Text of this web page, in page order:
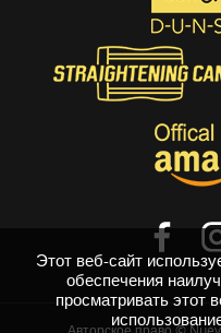
Этот веб-сайт
обеспечения
просматривать этот